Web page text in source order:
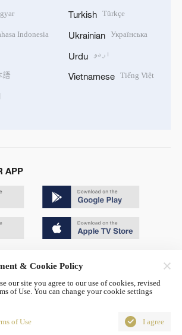
Indonesia
語
Turkish Türkçe
Ukrainian Українська
Urdu اردو
Vietnamese Tiếng Việt
APP
号
010-85061466
& Cookie Policy
our site you agree to our use of cookies, revised
of Use. You can change your cookie settings
of Use I agree